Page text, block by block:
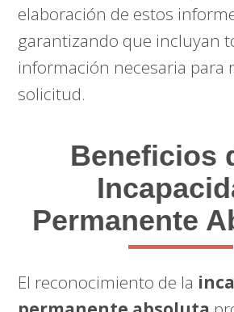
elaboración de estos
garantizando que incluyan
información necesaria para
solicitud.
Beneficios
Permanente
El reconocimiento de la